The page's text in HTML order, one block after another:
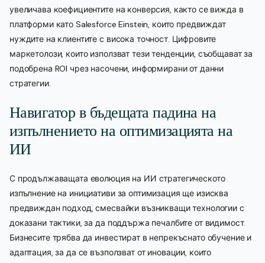
увеличава коефициентите на конверсия, както се вижда в
платформи като Salesforce Einstein, които предвиждат
нуждите на клиентите с висока точност. Цифровите
маркетолози, които използват тези тенденции, съобщават за
подобрена ROI чрез насочени, информирани от данни
стратегии.
Навигатор в бъдещата падина на
изпълнението на оптимизацията на
ИИ
С продължаващата еволюция на ИИ стратегическото
изпълнение на инициативи за оптимизация ще изисква
предвиждан подход, смесвайки възникващи технологии с
доказани тактики, за да поддържа печалбите от видимост.
Бизнесите трябва да инвестират в непрекъснато обучение и
адаптация, за да се възползват от иновации, които